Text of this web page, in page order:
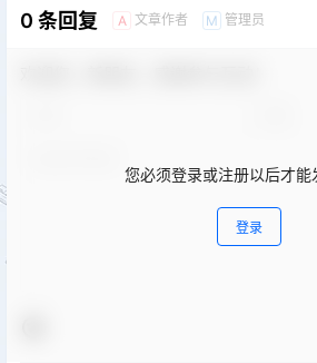
0 条回复 A 文章作者 M 管理员
您必须登录或注册以后才能
登录